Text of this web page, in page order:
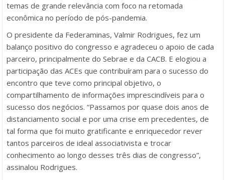
temas de grande relevância com foco na retomada
econômica no período de pós-pandemia.
O presidente da Federaminas, Valmir Rodrigues, fez um
balanço positivo do congresso e agradeceu o apoio de cada
parceiro, principalmente do Sebrae e da CACB. E elogiou a
participação das ACEs que contribuíram para o sucesso do
encontro que teve como principal objetivo, o
compartilhamento de informações imprescindíveis para o
sucesso dos negócios. “Passamos por quase dois anos de
distanciamento social e por uma crise em precedentes, de
tal forma que foi muito gratificante e enriquecedor rever
tantos parceiros de ideal associativista e trocar
conhecimento ao longo desses três dias de congresso”,
assinalou Rodrigues.